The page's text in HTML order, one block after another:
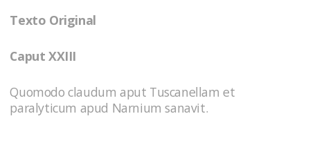
Texto Original
Caput XXIII
Quomodo claudum aput Tuscanellam et
paralyticum apud Narnium sanavit.